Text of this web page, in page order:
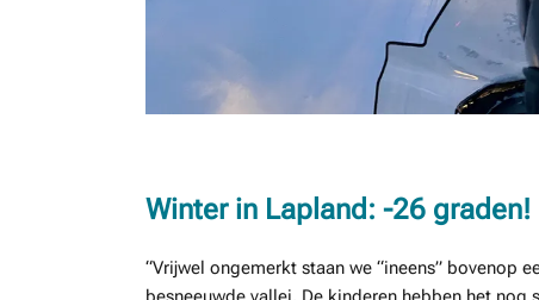
Winter in Lapland: -26 graden!
“Vrijwel ongemerkt staan we “ineens” bovenop